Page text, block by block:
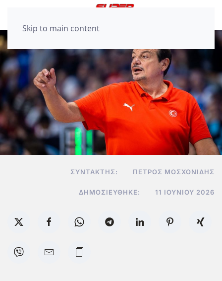
Skip to main content
ΣΥΝΤΆΚΤΗΣ: ΠΈΤΡΟΣ ΜΟΣΧΟΝΊΔΗΣ
ΔΗΜΟΣΙΕΎΘΗΚΕ: 11 ΙΟΥΝΊΟΥ 2026